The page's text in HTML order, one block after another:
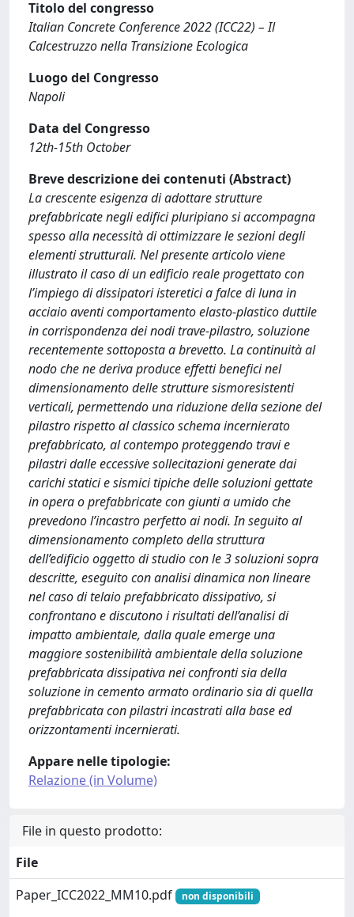
Titolo del congresso
Italian Concrete Conference 2022 (ICC22) – Il
Calcestruzzo nella Transizione Ecologica
Luogo del Congresso
Napoli
Data del Congresso
12th-15th October
Breve descrizione dei contenuti (Abstract)
La crescente esigenza di adottare strutture
prefabbricate negli edifici pluripiano si accompagna
spesso alla necessità di ottimizzare le sezioni degli
elementi strutturali. Nel presente articolo viene
illustrato il caso di un edificio reale progettato con
l’impiego di dissipatori isteretici a falce di luna in
acciaio aventi comportamento elasto-plastico duttile
in corrispondenza dei nodi trave-pilastro, soluzione
recentemente sottoposta a brevetto. La continuità al
nodo che ne deriva produce effetti benefici nel
dimensionamento delle strutture sismoresistenti
verticali, permettendo una riduzione della sezione del
pilastro rispetto al classico schema incernierato
prefabbricato, al contempo proteggendo travi e
pilastri dalle eccessive sollecitazioni generate dai
carichi statici e sismici tipiche delle soluzioni gettate
in opera o prefabbricate con giunti a umido che
prevedono l’incastro perfetto ai nodi. In seguito al
dimensionamento completo della struttura
dell’edificio oggetto di studio con le 3 soluzioni sopra
descritte, eseguito con analisi dinamica non lineare
nel caso di telaio prefabbricato dissipativo, si
confrontano e discutono i risultati dell’analisi di
impatto ambientale, dalla quale emerge una
maggiore sostenibilità ambientale della soluzione
prefabbricata dissipativa nei confronti sia della
soluzione in cemento armato ordinario sia di quella
prefabbricata con pilastri incastrati alla base ed
orizzontamenti incernierati.
Appare nelle tipologie:
Relazione (in Volume)
File in questo prodotto:
File
Paper_ICC2022_MM10.pdf
non disponibili